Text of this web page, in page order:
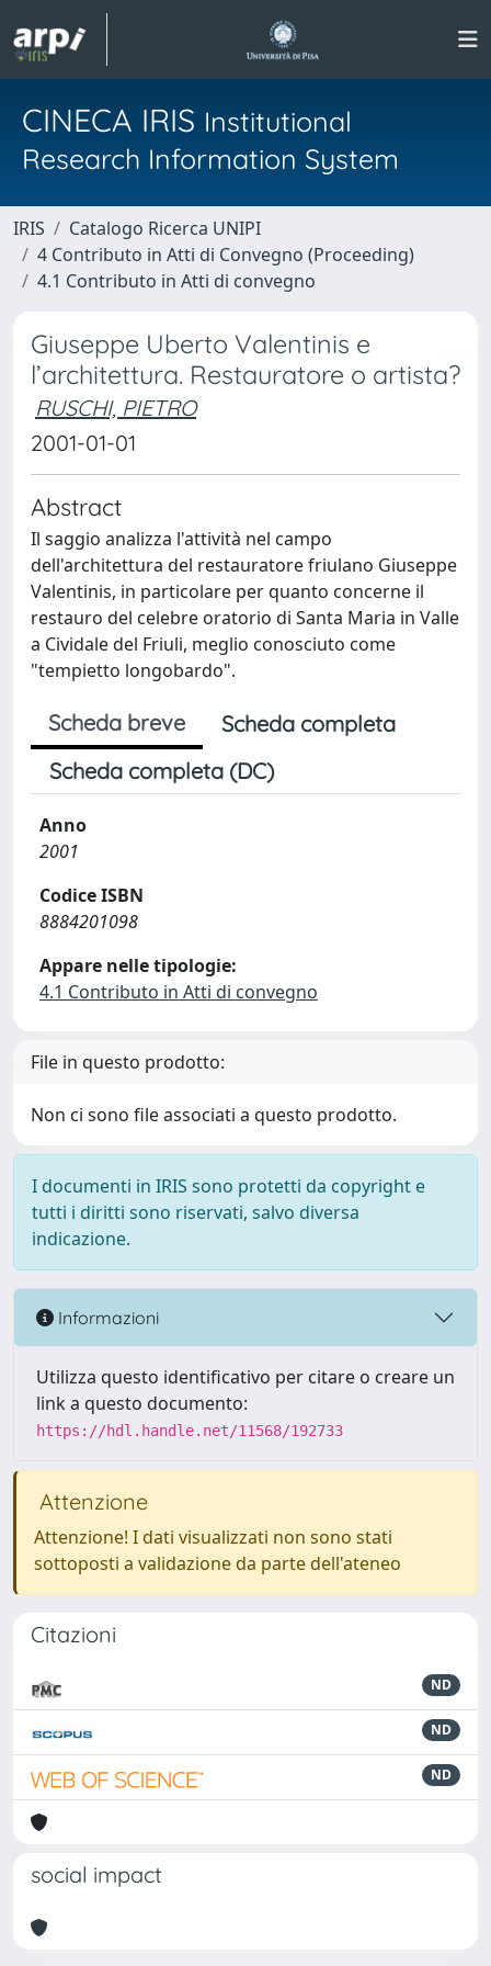
CINECA IRIS Institutional
Research Information System
IRIS
Catalogo Ricerca UNIPI
4 Contributo in Atti di Convegno (Proceeding)
4.1 Contributo in Atti di convegno
Giuseppe Uberto Valentinis e
l’architettura. Restauratore o artista?
RUSCHI, PIETRO
2001-01-01
Abstract
Il saggio analizza l'attività nel campo
dell'architettura del restauratore friulano Giuseppe
Valentinis, in particolare per quanto concerne il
restauro del celebre oratorio di Santa Maria in Valle
a Cividale del Friuli, meglio conosciuto come
"tempietto longobardo".
Scheda breve
Scheda completa
Scheda completa (DC)
Anno
2001
Codice ISBN
8884201098
Appare nelle tipologie:
4.1 Contributo in Atti di convegno
File in questo prodotto:
Non ci sono file associati a questo prodotto.
I documenti in IRIS sono protetti da copyright e
tutti i diritti sono riservati, salvo diversa
indicazione.
Informazioni
Utilizza questo identificativo per citare o creare un
link a questo documento:
https://hdl.handle.net/11568/192733
Attenzione
Attenzione! I dati visualizzati non sono stati
sottoposti a validazione da parte dell'ateneo
Citazioni
ND
ND
ND
social impact